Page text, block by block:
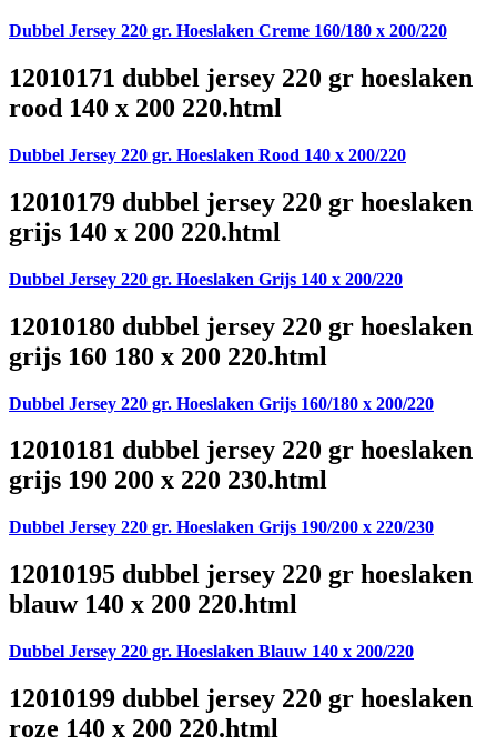
Dubbel Jersey 220 gr. Hoeslaken Creme 160/180 x 200/220
12010171 dubbel jersey 220 gr hoeslaken
rood 140 x 200 220.html
Dubbel Jersey 220 gr. Hoeslaken Rood 140 x 200/220
12010179 dubbel jersey 220 gr hoeslaken
grijs 140 x 200 220.html
Dubbel Jersey 220 gr. Hoeslaken Grijs 140 x 200/220
12010180 dubbel jersey 220 gr hoeslaken
grijs 160 180 x 200 220.html
Dubbel Jersey 220 gr. Hoeslaken Grijs 160/180 x 200/220
12010181 dubbel jersey 220 gr hoeslaken
grijs 190 200 x 220 230.html
Dubbel Jersey 220 gr. Hoeslaken Grijs 190/200 x 220/230
12010195 dubbel jersey 220 gr hoeslaken
blauw 140 x 200 220.html
Dubbel Jersey 220 gr. Hoeslaken Blauw 140 x 200/220
12010199 dubbel jersey 220 gr hoeslaken
roze 140 x 200 220.html